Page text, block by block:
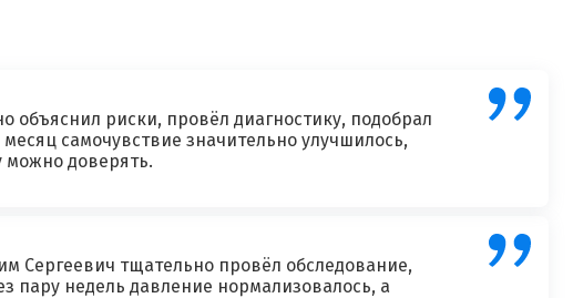
риски, провёл диагностику, подобрал
самочувствие значительно улучшилось,
можно доверять.
Сергеевич тщательно провёл обследование,
пару недель давление нормализовалось, а